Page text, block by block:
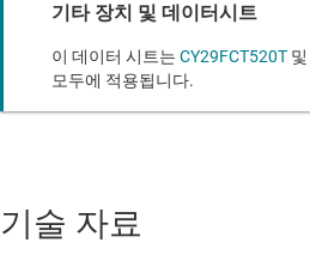
기타 장치 및 데이터시트
이 데이터 시트는 CY29FCT520T 및
모두에 적용됩니다.
기술 자료